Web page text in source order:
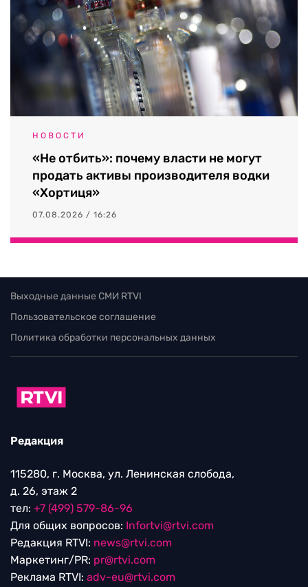
НОВОСТИ
«Не отбить»: почему власти не могут
продать активы производителя водки
«Хортиця»
07.08.2026 / 16:26
Выходные данные СМИ RTVI
Пользовательское соглашение
Политика обработки персональных данных
Редакция
115280, г. Москва, ул. Ленинская слобода,
д. 26, этаж 2
тел: +7 (499) 579-86-96
Для общих вопросов: Infortvi@rtvi.com
Редакция RTVI: news@rtvi.com
Маркетинг/PR: pr@rtvi.com
Реклама RTVI: adv-eu@rtvi.com